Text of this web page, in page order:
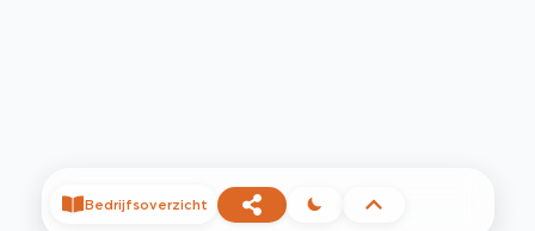
Bedrijfsoverzicht